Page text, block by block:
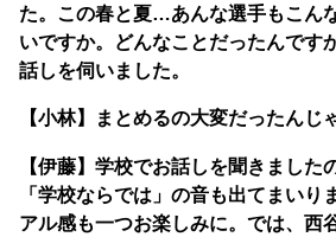
た。この春と夏…あんな選手もこん
いですか。どんなことだったんです
話しを伺いました。
【小林】まとめるの大変だったんじ
【伊藤】学校でお話しを聞きました
「学校ならでは」の音も出てまいり
アル感も一つお楽しみに。では、西